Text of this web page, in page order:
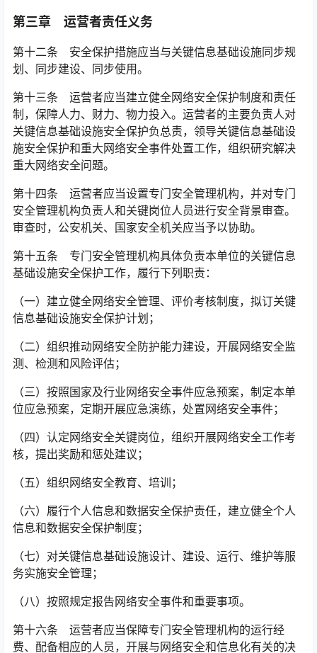
第三章 运营者责任义务
第十二条 安全保护措施应当与关键信息基础设施同步规
划、同步建设、同步使用。
第十三条 运营者应当建立健全网络安全保护制度和责任
制，保障人力、财力、物力投入。运营者的主要负责人对
关键信息基础设施安全保护负总责，领导关键信息基础设
施安全保护和重大网络安全事件处置工作，组织研究解决
重大网络安全问题。󠅅󠅃󠄵󠅂󠄪󠇖󠆨󠆨󠇕󠆞󠆒󠅬󠇘󠆭󠆘󠇙󠆝󠅵󠇗󠆭󠆁󠄐󠇗󠅹󠅸󠇖󠆍󠅳󠇖󠅹󠅰󠇖󠆌󠅹
第十四条 运营者应当设置专门安全管理机构，并对专门
安全管理机构负责人和关键岗位人员进行安全背景审查。
审查时，公安机关、国家安全机关应当予以协助。
第十五条 专门安全管理机构具体负责本单位的关键信息
基础设施安全保护工作，履行下列职责：
（一）建立健全网络安全管理、评价考核制度，拟订关键
信息基础设施安全保护计划；
（二）组织推动网络安全防护能力建设，开展网络安全监
测、检测和风险评估；
（三）按照国家及行业网络安全事件应急预案，制定本单
位应急预案，定期开展应急演练，处置网络安全事件；
（四）认定网络安全关键岗位，组织开展网络安全工作考
核，提出奖励和惩处建议；
（五）组织网络安全教育、培训；
（六）履行个人信息和数据安全保护责任，建立健全个人
信息和数据安全保护制度；
（七）对关键信息基础设施设计、建设、运行、维护等服
务实施安全管理；
（八）按照规定报告网络安全事件和重要事项。
第十六条 运营者应当保障专门安全管理机构的运行经
费、配备相应的人员，开展与网络安全和信息化有关的决